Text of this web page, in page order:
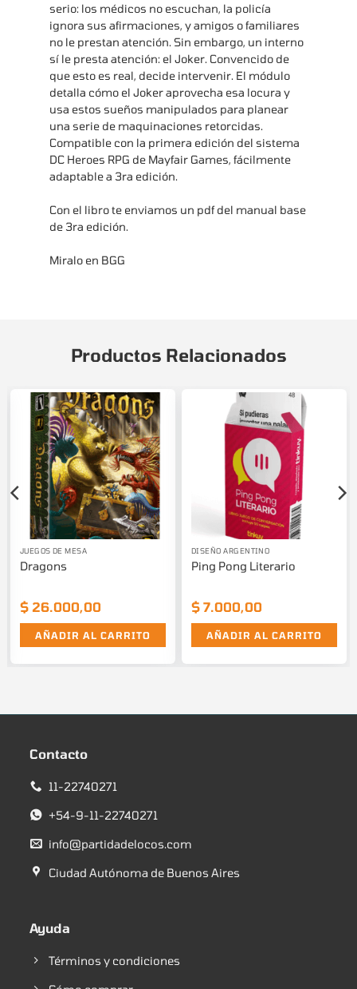
serio: los médicos no escuchan, la policía
ignora sus afirmaciones, y amigos o familiares
no le prestan atención. Sin embargo, un interno
sí le presta atención: el Joker. Convencido de
que esto es real, decide intervenir. El módulo
detalla cómo el Joker aprovecha esa locura y
usa estos sueños manipulados para planear
una serie de maquinaciones retorcidas.
Compatible con la primera edición del sistema
DC Heroes RPG de Mayfair Games, fácilmente
adaptable a 3ra edición.
Con el libro te enviamos un pdf del manual base
de 3ra edición.
Miralo en BGG
Productos Relacionados
JUEGOS DE MESA
Dragons
$26.000,00
AÑADIR AL CARRITO
DISEÑO ARGENTINO
Ping Pong Literario
$ 7.000,00
AÑADIR AL CARRITO
Contacto
11-22740271
+54-9-11-22740271
info@partidadelocos.com
Ciudad Autónoma de Buenos Aires
Ayuda
Términos y condiciones